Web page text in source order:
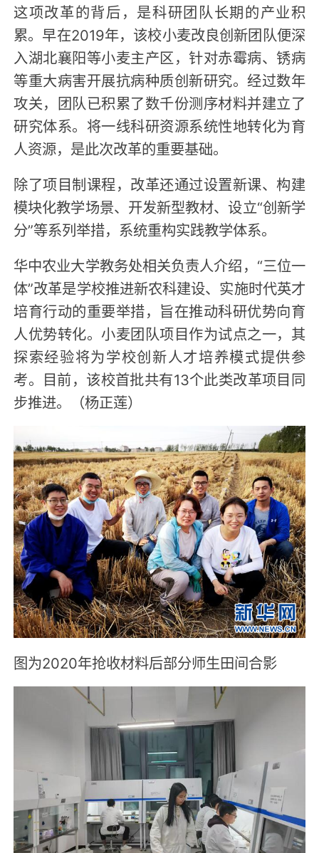
这项改革的背后，是科研团队长期的产业积
累。早在2019年，该校小麦改良创新团队便深
入湖北襄阳等小麦主产区，针对赤霉病、锈病
等重大病害开展抗病种质创新研究。经过数年
攻关，团队已积累了数千份测序材料并建立了
研究体系。将一线科研资源系统性地转化为育
人资源，是此次改革的重要基础。
除了项目制课程，改革还通过设置新课、构建
模块化教学场景、开发新型教材、设立“创新学
分”等系列举措，系统重构实践教学体系。
华中农业大学教务处相关负责人介绍，“三位一
体”改革是学校推进新农科建设、实施时代英才
培育行动的重要举措，旨在推动科研优势向育
人优势转化。小麦团队项目作为试点之一，其
探索经验将为学校创新人才培养模式提供参
考。目前，该校首批共有13个此类改革项目同
步推进。（杨正莲）
图为2020年抢收材料后部分师生田间合影